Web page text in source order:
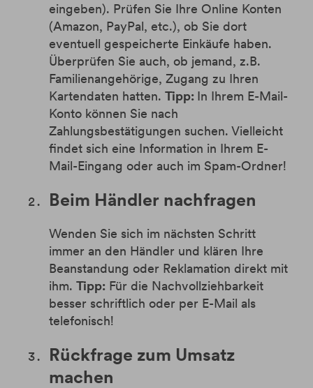
eingeben). Prüfen Sie Ihre Online Konten
(Amazon, PayPal, etc.), ob Sie dort
eventuell gespeicherte Einkäufe haben.
Überprüfen Sie auch, ob jemand, z.B.
Familienangehörige, Zugang zu Ihren
Kartendaten hatten. Tipp: In Ihrem E-Mail-
Konto können Sie nach
Zahlungsbestätigungen suchen. Vielleicht
findet sich eine Information in Ihrem E-
Mail-Eingang oder auch im Spam-Ordner!
Beim Händler nachfragen
Wenden Sie sich im nächsten Schritt
immer an den Händler und klären Ihre
Beanstandung oder Reklamation direkt mit
ihm. Tipp: Für die Nachvollziehbarkeit
besser schriftlich oder per E-Mail als
telefonisch!
Rückfrage zum Umsatz
machen